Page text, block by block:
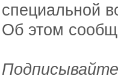
специальной
Об этом